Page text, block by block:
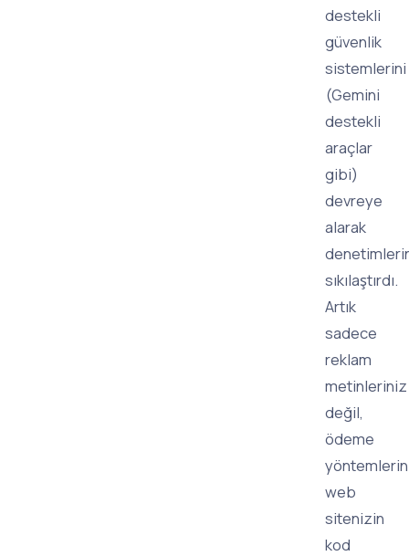
destekli
güvenlik
sistemlerini
(Gemini
destekli
araçlar
gibi)
devreye
alarak
sıkılaştırdı.
Artık
sadece
reklam
metinleriniz
değil,
ödeme
web
sitenizin
kod